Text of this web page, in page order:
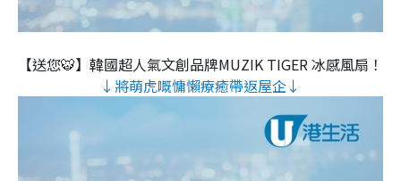
【送您🐯】韓國超人氣文創品牌MUZIK TIGER 冰感風扇！
↓將萌虎嘅慵懶療癒帶返屋企↓